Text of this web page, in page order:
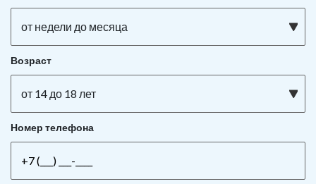
от недели до месяца
Возраст
от 14 до 18 лет
Номер телефона